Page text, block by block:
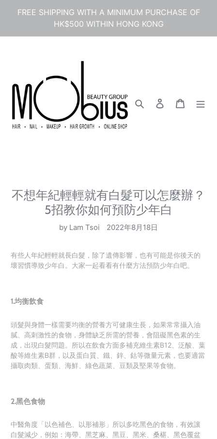
ン
FREE SHIPPING WITH A MINIMUM PURCHASE OF
HK$500 WITHIN HONG KONG
検索 ログインカート
不想年紀輕輕就有白髮可以怎麼辦？
5招教你如何預防少年白
by Lam Tsoi 2022年8月18日
有些人年紀輕輕就長白髮，除了遺傳影響，也有可能是你後天的
壞習慣導致少年白。大家一起看看有什麼方法預防少年白吧。
1.均衡飲食
頭髮與身體一樣需要均衡的營養方可健康生長，如果常常攝入油
膩、高刺激性的食物，身體缺乏所需的營養，會阻礙黑色素的生
成，出現白髮問題。所以在飲食方面多補充維生素B12、泛酸、葉
酸等維生素B群，以及蛋白質、鐵、鋅、鈷等微量元素，也要適當
攝取肉類、蛋類、海鮮、綠色蔬菜、豆類及堅果等食物。
2.黑色食物
中醫角度「以色補色、以形補形」所以多吃黑色的食物，有效讓
白髮減少，例如：海帶、黑芝麻、黑豆、黑米、桑椹、黑色覆盆